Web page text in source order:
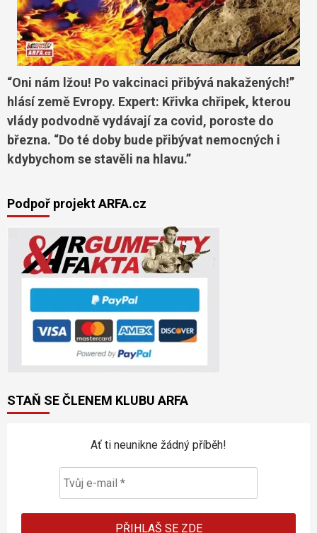
“Oni nám lžou! Po vakcinaci přibývá nakažených!”
hlásí země Evropy. Expert: Křivka chřipek, kterou
vlády podvodně vydávají za covid, poroste do
března. “Do té doby bude přibývat nemocných i
kdybychom se stavěli na hlavu.”
Podpoř projekt ARFA.cz
STAŇ SE ČLENEM KLUBU ARFA
Ať ti neunikne žádný příběh!